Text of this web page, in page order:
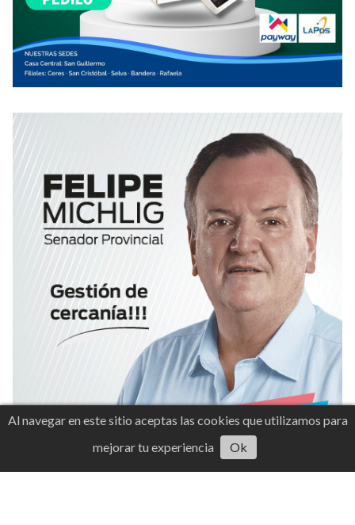
Al navegar en este sitio aceptas las cookies que utilizamos para
mejorar tu experiencia
Ok